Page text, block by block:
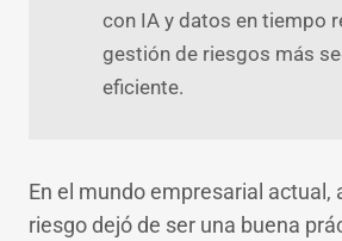
con IA y datos en tiempo
gestión de riesgos más
eficiente.
En el mundo empresarial actual,
riesgo dejó de ser una buena